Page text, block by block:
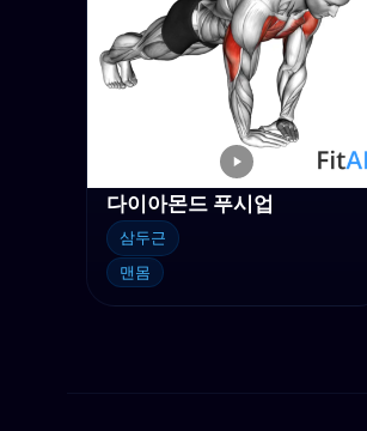
다이아몬드 푸시업
삼두근
맨몸